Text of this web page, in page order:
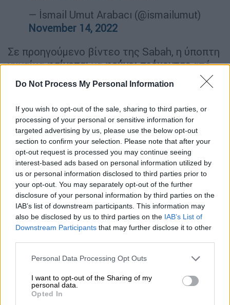
Do Not Process My Personal Information
If you wish to opt-out of the sale, sharing to third parties, or
processing of your personal or sensitive information for
targeted advertising by us, please use the below opt-out
section to confirm your selection. Please note that after your
opt-out request is processed you may continue seeing
interest-based ads based on personal information utilized by
us or personal information disclosed to third parties prior to
your opt-out. You may separately opt-out of the further
disclosure of your personal information by third parties on the
IAB’s list of downstream participants. This information may
also be disclosed by us to third parties on the IAB’s List of
Downstream Participants that may further disclose it to other
Please note that this website/app uses one or more Google
not limited to your visit or usage behaviour. You may click to
grant or deny consent to Google and its third-party tags to
use your data for below specified purposes in below Google
Personal Data Processing Opt Outs
I want to opt-out of the Sharing of my
personal data.
Opted In
— İsmail Umut Arabacı (@ismailumut)
November 14, 2022
Σε προηγούμενο βίντεο της Sabah, η ύποπτη
γυναίκαφαίνεταιναφεύγει τρέχονταςαπό
το
σημείο
λίγο πριν την έκρηξη, αφού άφησε,
όπως δείχνουν τα στοιχεία, μια
τσάντα με
εκρηκτικό μηχανισμόδίπλα σε παγκάκι.
video
Μάλιστα, στατουρκικά ΜΜΕκυκλοφορούν
Turkish media publish the photos